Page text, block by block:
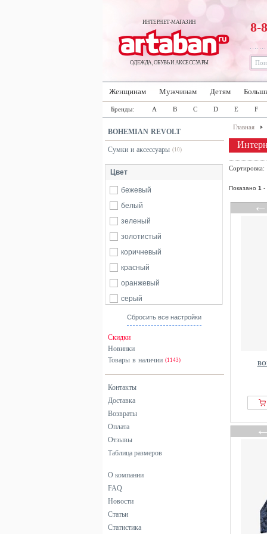
ИНТЕРНЕТ-МАГАЗИН
ОДЕЖДА, ОБУВЬ И АКСЕССУАРЫ
8-
Женщинам Мужчинам Детям
Бренды: A B C D E F
BOHEMIAN REVOLT
Сумки и аксессуары (10)
Цвет
бежевый
белый
зеленый
золотистый
коричневый
красный
оранжевый
серый
синий
Сбросить все настройки
Скидки
Новинки
Товары в наличии (1143)
Контакты
Доставка
Возвраты
Оплата
Отзывы
Таблица размеров
О компании
FAQ
Новости
Статьи
Статистика
Главная
Показано 1 -